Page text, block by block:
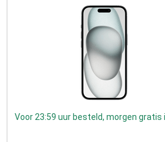
Voor 23:59 uur besteld, morgen gratis